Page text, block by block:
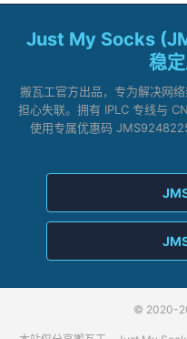
Just My Socks
稳
搬瓦工官方出品，专为解决网
担心失联。拥有 IPLC 专线与
使用专属优惠码
© 2020-